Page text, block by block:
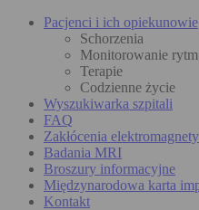
Pacjenci i ich opiekunowie
Schorzenia
Monitorowanie
Terapie
Codzienne życie
Wyszukiwarka szpitali
FAQ
Zakłócenia
Badania MRI
Broszury informacyjne
Międzynarodowa karta
Kontakt